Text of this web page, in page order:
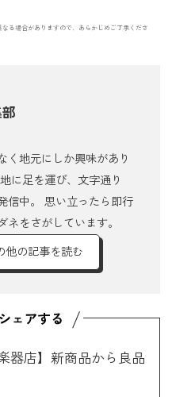
る場合がありますので、あらかじめご了承くださ
く地元にしか興味があり
に足を運び、文字通り
信中。 思い立ったら即行
をさがしています。
他の記事を読む
器店】新商品から良品